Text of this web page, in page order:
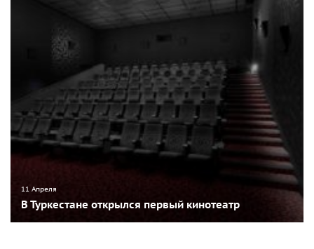
11 Апреля
В Туркестане открылся первый кинотеатр